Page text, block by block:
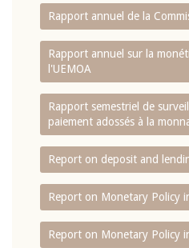
Rapport annuel de la
Rapport annuel sur la
l'UEMOA
Rapport semestriel de
paiement adossés à la
Report on deposit and
Report on Monetary Policy
Report on Monetary Policy